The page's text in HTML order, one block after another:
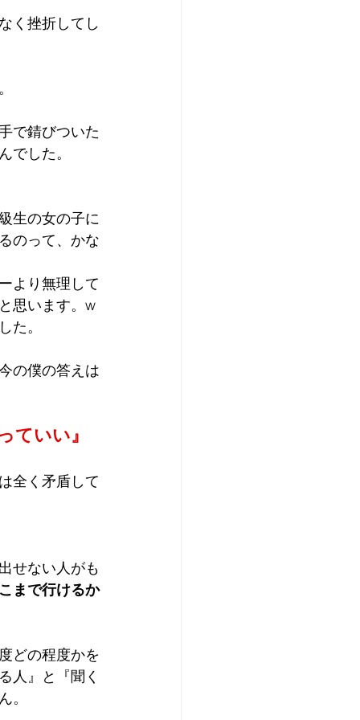
く挫折してし
で錆びついた
でした。
生の女の子に
のって、かな
より無理して
思います。w
た。
の僕の答えは
ていい』
全く矛盾して
せない人がも
まで行けるか
どの程度かを
人』と『聞く
。